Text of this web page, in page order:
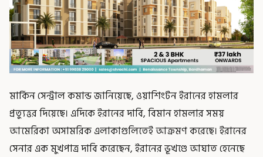
মার্কিন সেন্ট্রাল কমান্ড জানিয়েছে, ওয়াশিংটন ইরানের হামলার
প্রত্যুত্তর দিয়েছে। এদিকে ইরানের দাবি, বিমান হামলার সময়
আমেরিকা অসামরিক এলাকাগুলিতেই আক্রমণ করেছে। ইরানের
সেনার এক মুখপাত্র দাবি করেছেন, ইরানের ভূখণ্ডে আঘাত হেনেছে